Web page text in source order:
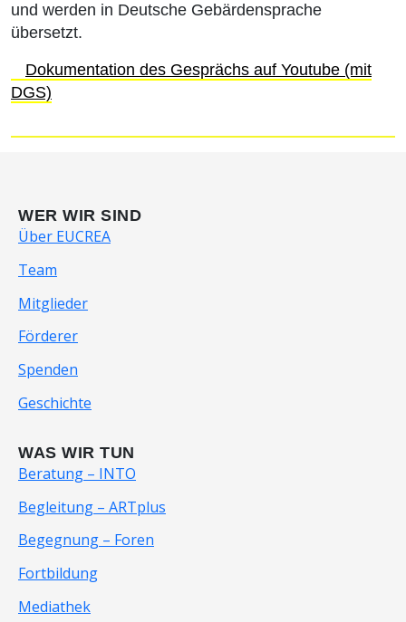
und werden in Deutsche Gebärdensprache
übersetzt.
Dokumentation des Gesprächs auf Youtube (mit
DGS)
WER WIR SIND
Über EUCREA
Team
Mitglieder
Förderer
Spenden
Geschichte
WAS WIR TUN
Beratung – INTO
Begleitung – ARTplus
Begegnung – Foren
Fortbildung
Mediathek